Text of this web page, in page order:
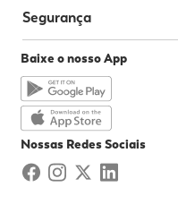
Segurança
Baixe o nosso App
Nossas Redes Sociais